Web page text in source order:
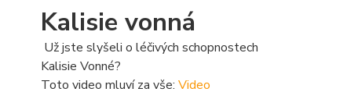
Kalisie vonná
Už jste slyšeli o léčivých schopnostech
Kalisie Vonné?
Toto video mluví za vše: Video